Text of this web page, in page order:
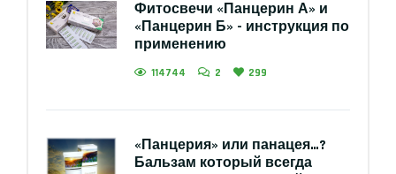
Фитосвечи «Панцерин А» и
«Панцерин Б» - инструкция по
применению
114744 2 299
«Панцерия» или панацея…?
Бальзам который всегда